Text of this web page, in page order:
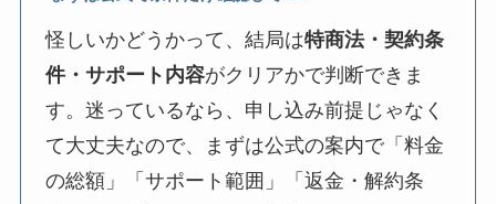
怪しいかどうかって、結局は特商法・契約条
件・サポート内容がクリアかで判断できま
す。迷っているなら、申し込み前提じゃなく
て大丈夫なので、まずは公式の案内で「料金
の総額」「サポート範囲」「返金・解約条